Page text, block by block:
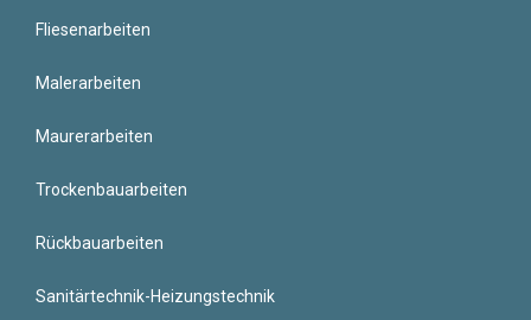
Fliesenarbeiten
Malerarbeiten
Maurerarbeiten
Trockenbauarbeiten
Rückbauarbeiten
Sanitärtechnik-Heizungstechnik